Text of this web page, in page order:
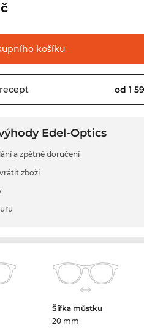
košíku
recept od 1
Edel-Optics
a zpětné doručení
zboží
Šířka můstku
20 mm